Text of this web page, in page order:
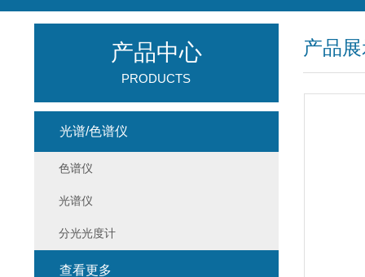
产品
产品中心
PRODUCTS
光谱/色谱仪
色谱仪
光谱仪
分光光度计
查看更多